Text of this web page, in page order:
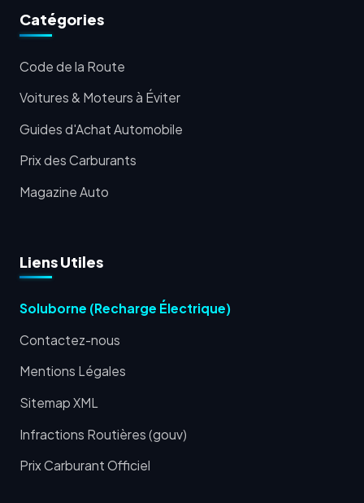
Catégories
Code de la Route
Voitures & Moteurs à Éviter
Guides d'Achat Automobile
Prix des Carburants
Magazine Auto
Liens Utiles
Soluborne (Recharge Électrique)
Contactez-nous
Mentions Légales
Sitemap XML
Infractions Routières (gouv)
Prix Carburant Officiel